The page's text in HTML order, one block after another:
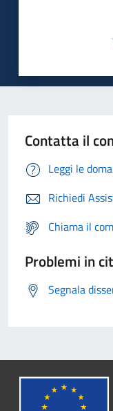
Contatta il
Leggi le
Richiedi
Chiama il
Problemi in
Segnala